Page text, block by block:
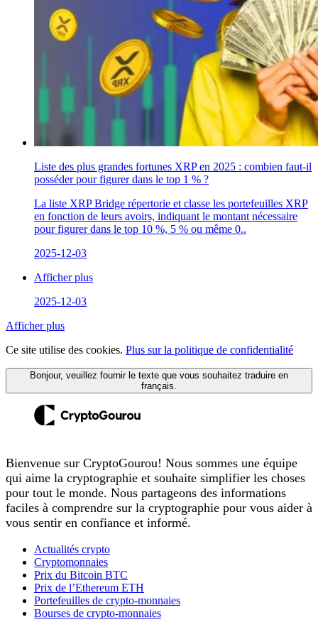
Liste des plus grandes fortunes XRP en 2025 : combien faut-il
posséder pour figurer dans le top 1 % ?
La liste XRP Bridge répertorie et classe les portefeuilles XRP
en fonction de leurs avoirs, indiquant le montant nécessaire
pour figurer dans le top 10 %, 5 % ou même 0..
2025-12-03
Afficher plus
2025-12-03
Afficher plus
Ce site utilise des cookies. Plus sur la politique de confidentialité
Bonjour, veuillez fournir le texte que vous souhaitez traduire en
français.
Bienvenue sur CryptoGourou! Nous sommes une équipe
qui aime la cryptographie et souhaite simplifier les choses
pour tout le monde. Nous partageons des informations
faciles à comprendre sur la cryptographie pour vous aider à
vous sentir en confiance et informé.
Actualités crypto
Cryptomonnaies
Prix du Bitcoin BTC
Prix de l’Ethereum ETH
Portefeuilles de crypto-monnaies
Bourses de crypto-monnaies